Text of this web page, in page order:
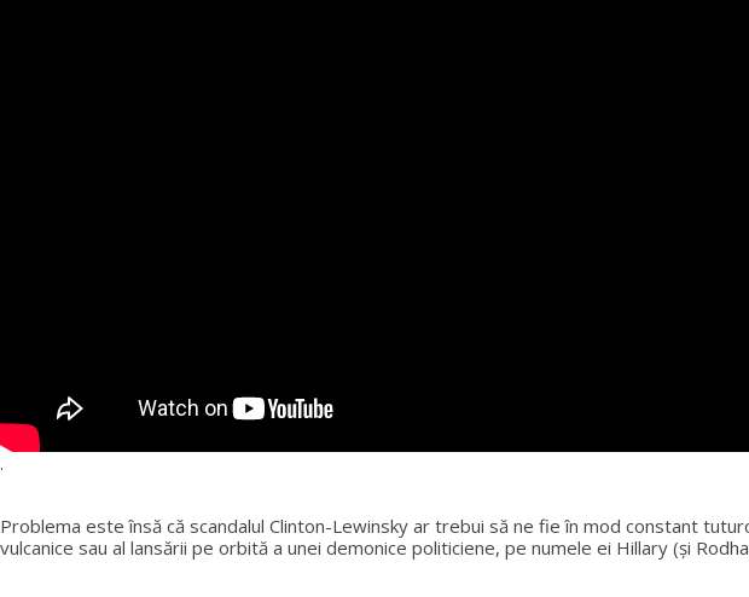
.
Problema este însă că scandalul Clinton-Lewinsky ar trebui să ne fie în mod constant
vulcanice sau al lansării pe orbită a unei demonice politiciene, pe numele ei Hillary (şi